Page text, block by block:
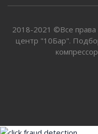
2018-2021 ©Все
центр "10Бар".